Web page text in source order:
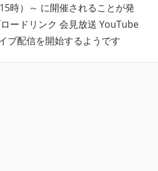
時）～ に開催されることが発
ードリンク 会見放送 YouTube
ブ配信を開始するようです